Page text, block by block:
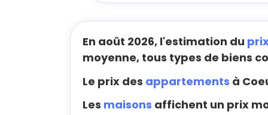
En août 2026, l'estimation du
moyenne, tous types de biens
Le prix des appartements à
Les maisons affichent un prix